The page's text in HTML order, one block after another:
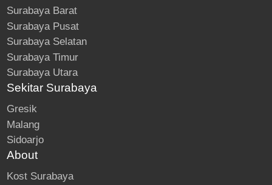
Surabaya Barat
Surabaya Pusat
Surabaya Selatan
Surabaya Timur
Surabaya Utara
Sekitar Surabaya
Gresik
Malang
Sidoarjo
About
Kost Surabaya